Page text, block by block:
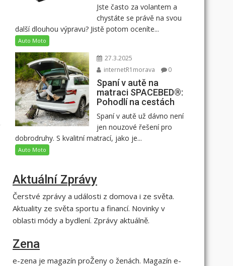
Jste často za volantem a
chystáte se právě na svou
další dlouhou výpravu? Jistě potom oceníte...
Auto Moto
27.3.2025
internetR1morava
0
Spaní v autě na
matraci SPACEBED®:
Pohodlí na cestách
Spaní v autě už dávno není
jen nouzové řešení pro
dobrodruhy. S kvalitní matrací, jako je...
Auto Moto
Aktuální Zprávy
Čerstvé zprávy a události z domova i ze světa.
Aktuality ze světa sportu a financí. Novinky v
oblasti módy a bydlení. Zprávy aktuálně.
Zena
e-zena je magazín proŽeny o ženách. Magazín e-